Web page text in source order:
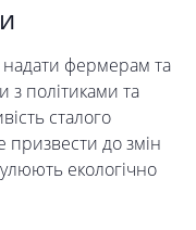
надати фермерам та
з політиками та
сталого
призвести до змін
екологічно